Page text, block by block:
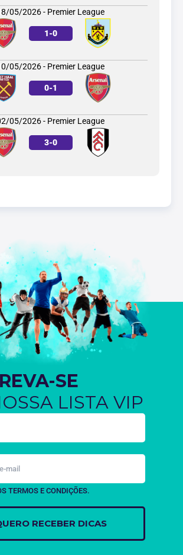
05/2026 - Premier League
1-0
05/2026 - Premier League
0-1
05/2026 - Premier League
3-0
SE
LISTA VIP
TERMOS E CONDIÇÕES.